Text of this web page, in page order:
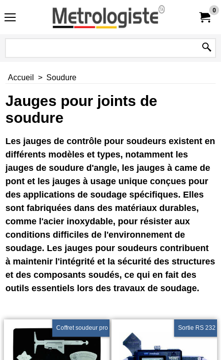
0
Accueil > Soudure
Jauges pour joints de
soudure
Les jauges de contrôle pour soudeurs existent en
différents modèles et types, notamment les
jauges de soudure d'angle, les jauges à came de
pont et les jauges à usage unique conçues pour
des applications de soudage spécifiques. Elles
sont fabriquées dans des matériaux durables,
comme l'acier inoxydable, pour résister aux
conditions difficiles de l'environnement de
soudage. Les jauges pour soudeurs contribuent
à maintenir l'intégrité et la sécurité des structures
et des composants soudés, ce qui en fait des
outils essentiels lors des travaux de soudage.
Coffret soudeur pro Sortie RS 232